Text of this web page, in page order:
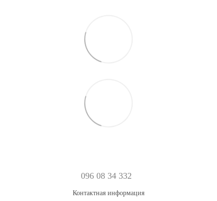
096 08 34 332
Контактная информация